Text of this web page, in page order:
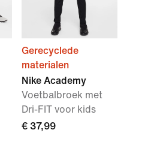
Gerecyclede
materialen
Nike Academy
Voetbalbroek met
Dri-FIT voor kids
€ 37,99